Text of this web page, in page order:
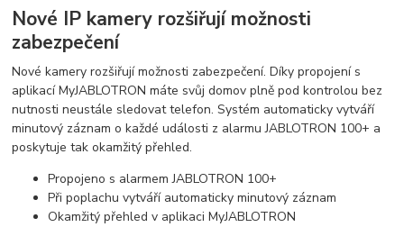
Nové IP kamery rozšiřují možnosti
zabezpečení
Nové kamery rozšiřují možnosti zabezpečení. Díky propojení s
aplikací MyJABLOTRON máte svůj domov plně pod kontrolou bez
nutnosti neustále sledovat telefon. Systém automaticky vytváří
minutový záznam o každé události z alarmu JABLOTRON 100+ a
poskytuje tak okamžitý přehled.
Propojeno s alarmem JABLOTRON 100+
Při poplachu vytváří automaticky minutový záznam
Okamžitý přehled v aplikaci MyJABLOTRON